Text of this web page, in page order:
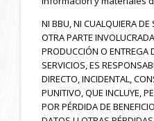
NI BBU, NI CUALQUIERA
OTRA PARTE
PRODUCCIÓN O ENTREGA
SERVICIOS, ES
DIRECTO, INCIDENTAL,
PUNITIVO, QUE INCLUYE,
POR PÉRDIDA DE